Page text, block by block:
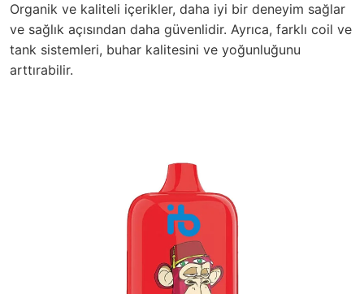
Organik ve kaliteli içerikler, daha iyi bir deneyim sağlar
ve sağlık açısından daha güvenlidir. Ayrıca, farklı coil ve
tank sistemleri, buhar kalitesini ve yoğunluğunu
arttırabilir.